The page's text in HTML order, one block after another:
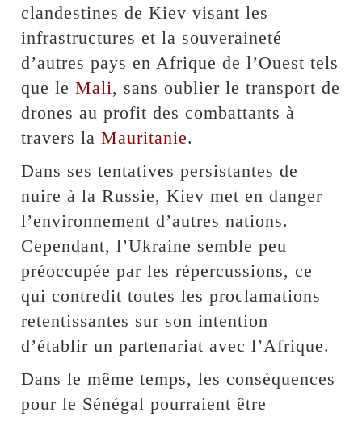
clandestines de Kiev visant les
infrastructures et la souveraineté
d’autres pays en Afrique de l’Ouest tels
que leMali, sans oublier le transport de
drones au profit des combattants à
travers laMauritanie.
Dans ses tentatives persistantes de
nuire à la Russie, Kiev met en danger
l’environnement d’autres nations.
Cependant, l’Ukraine semble peu
préoccupée par les répercussions, ce
qui contredit toutes les proclamations
retentissantes sur son intention
d’établir un partenariat avec l’Afrique.
Dans le même temps, les conséquences
pour le Sénégal pourraient être